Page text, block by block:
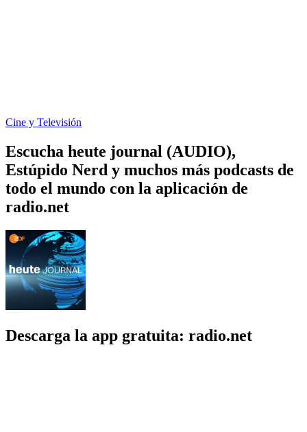
Cine y Televisión
Escucha heute journal (AUDIO),
Estúpido Nerd y muchos más podcasts de
todo el mundo con la aplicación de
radio.net
Descarga la app gratuita: radio.net